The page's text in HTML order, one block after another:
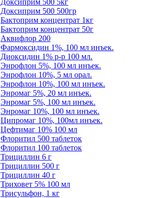
Доксиприм 500 5кг
Доксиприм 500 500гр
Бактоприм концентрат 1кг
Бактоприм концентрат 50г
Аквифлор 200
Фармоксидин 1%, 100 мл инъек.
Диоксидин 1% р-р 100 мл.
Энрофлон 5%, 100 мл инъек.
Энрофлон 10%, 5 мл орал.
Энрофлон 10%, 100 мл инъек.
Энромаг 5%, 20 мл инъек.
Энромаг 5%, 100 мл инъек.
Энромаг 10%, 100 мл инъек.
Ципромаг 10%, 100мл инъек.
Цефтимаг 10% 100 мл
Флоритил 500 таблеток
Флоритил 100 таблеток
Трициллин 6 г
Трициллин 500 г
Трициллин 40 г
Триховет 5% 100 мл
Трисульфон, 1 кг